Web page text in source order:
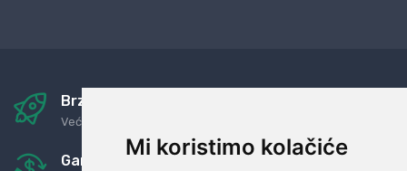
Mi koristimo kolačiće
Brza i sigurna dostava
Već za nekoliko dana kod vas
Garancija u povrat novaca